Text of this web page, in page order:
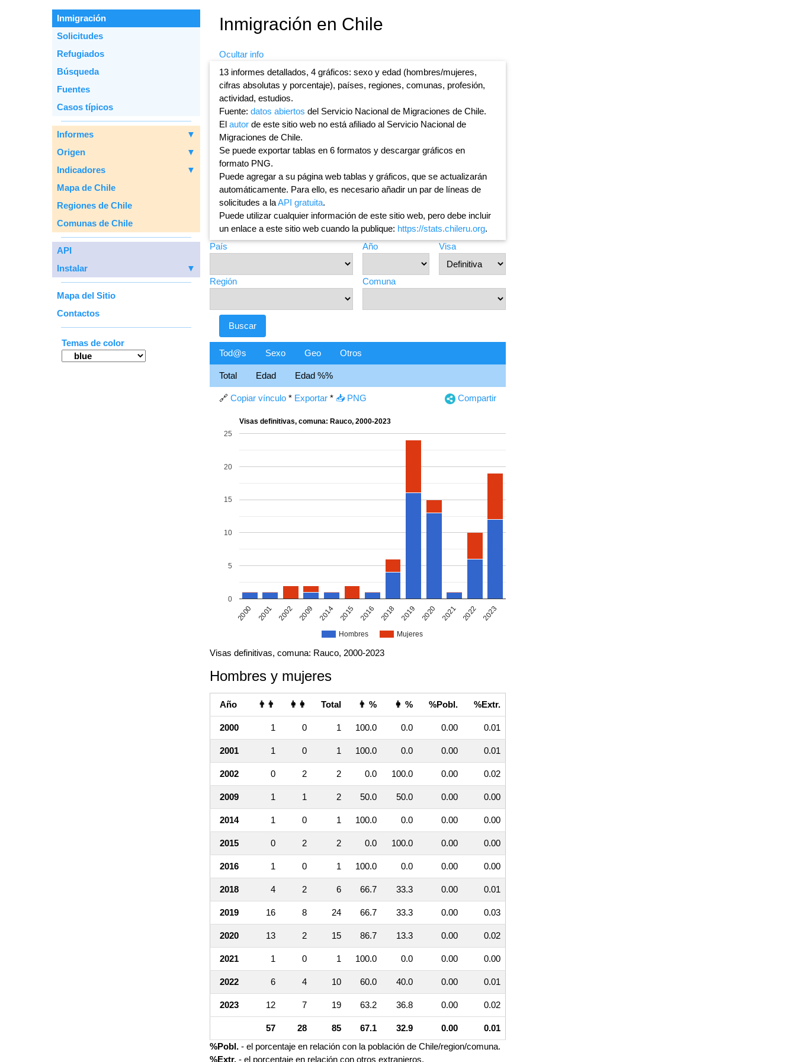
Inmigración
Solicitudes
Refugiados
Вúsqueda
Fuentes
Casos típicos
Informes
▼
Origen
▼
Indicadores
▼
Mapa de Chile
Regiones de Chile
Comunas de Chile
API
Instalar
▼
Mapa del Sitio
Contactos
Temas de color
Inmigración en Chile
Ocultar info
13 informes detallados, 4 gráficos: sexo y edad (hombres/mujeres,
cifras absolutas y porcentaje), países, regiones, comunas, profesión,
actividad, estudios.
Fuente: datos abiertos del Servicio Nacional de Migraciones de Chile.
El autor de este sitio web no está afiliado al Servicio Nacional de
Migraciones de Chile.
Se puede exportar tablas en 6 formatos y descargar gráficos en
formato PNG.
Puede agregar a su página web tablas y gráficos, que se actualizarán
automáticamente. Para ello, es necesario añadir un par de líneas de
solicitudes a laAPI gratuita.
Puede utilizar cualquier información de este sitio web, pero debe incluir
un enlace a este sitio web cuando la publique: https://stats.chileru.org.
País
Año Visa
Región Comuna
Tod@s Sexo Geo Otros
Total Edad Edad %%
🔗 Copiar vínculo * Exportar * 📥 PNG Compartir
Visas definitivas, comuna: Rauco, 2000-2023
Hombres Mujeres
2000 2001 2002 2009 2014 2015 2016 2018 2019 2020 2021 2022 2023
0
5
10
15
20
25
Visas definitivas, comuna: Rauco, 2000-2023
Hombres y mujeres
Año 👨👨 👩👩 Total 👨 % 👩 % %Pobl. %Extr.
2000 1 0 1 100.0 0.0 0.00 0.01
2001 1 0 1 100.0 0.0 0.00 0.01
2002 0 2 2 0.0 100.0 0.00 0.02
2009 1 1 2 50.0 50.0 0.00 0.00
2014 1 0 1 100.0 0.0 0.00 0.00
2015 0 2 2 0.0 100.0 0.00 0.00
2016 1 0 1 100.0 0.0 0.00 0.00
2018 4 2 6 66.7 33.3 0.00 0.01
2019 16 8 24 66.7 33.3 0.00 0.03
2020 13 2 15 86.7 13.3 0.00 0.02
2021 1 0 1 100.0 0.0 0.00 0.00
2022 6 4 10 60.0 40.0 0.00 0.01
2023 12 7 19 63.2 36.8 0.00 0.02
57 28 85 67.1 32.9 0.00
0.01
%Pobl. - el porcentaje en relación con la población de Chile/region/comuna.
%Extr. - el porcentaje en relación con otros extranjeros.